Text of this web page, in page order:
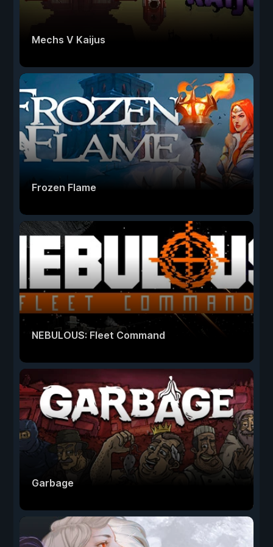
Mechs V Kaijus
Frozen Flame
NEBULOUS: Fleet Command
Garbage